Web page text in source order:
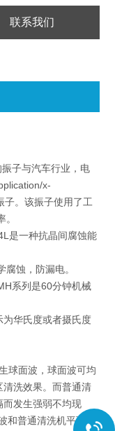
联系我们
子与汽车行业，电
x-
子。该振子使用了工
是一种抗晶间腐蚀能
蚀，防漏电。
系列是60分钟机械
华氏度或者摄氏度
球面波，球面波可均
洗效果。而普通清
而发生强弱不均现
和普通清洗机平面波